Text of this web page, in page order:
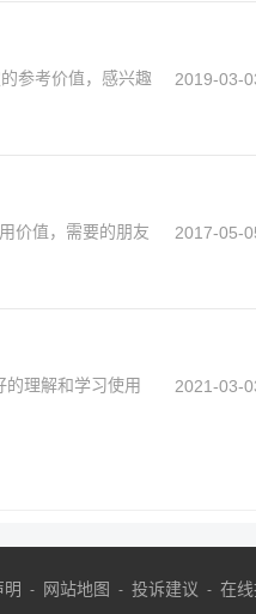
参考价值，感兴趣
2019-03-
价值，需要的朋友
2017-05-
理解和学习使用
2021-03-
明 - 网站地图 - 投诉建议 - 在